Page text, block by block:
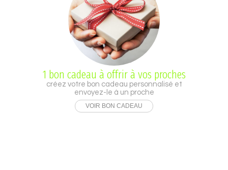
1 bon cadeau à offrir à vos proches
créez votre bon cadeau personnalisé et
envoyez-le à un proche
VOIR BON CADEAU